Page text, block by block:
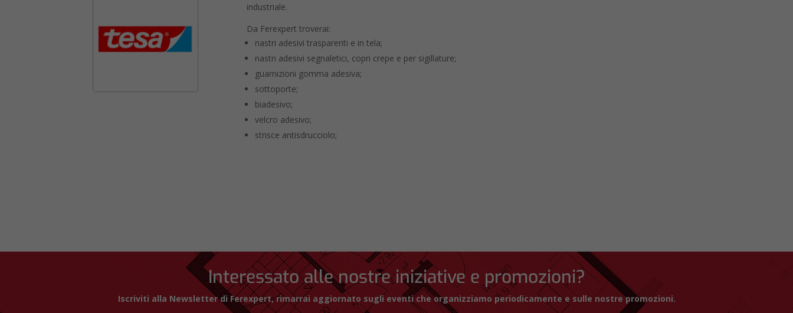
industriale.
Da Ferexpert troverai:
nastri adesivi trasparenti e in tela;
nastri adesivi segnaletici, copri crepe e per sigillature;
guarnizioni gomma adesiva;
sottoporte;
biadesivo;
velcro adesivo;
strisce antisdrucciolo;
Interessato alle nostre iniziative e promozioni?
Iscriviti alla Newsletter di Ferexpert, rimarrai aggiornato sugli eventi che organizziamo periodicamente e sulle nostre promozioni.